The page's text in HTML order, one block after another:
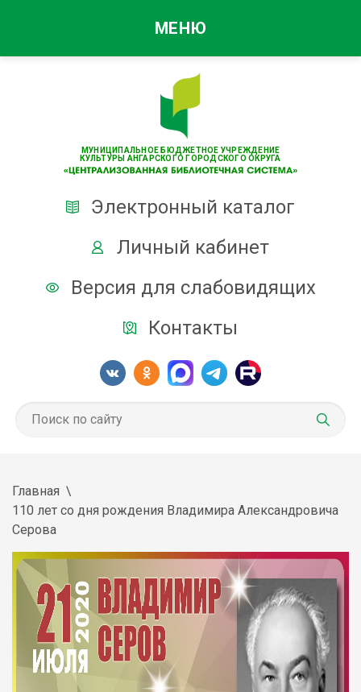
МУНИЦИПАЛЬНОЕ БЮДЖЕТНОЕ УЧРЕЖДЕНИЕ
КУЛЬТУРЫ АНГАРСКОГО ГОРОДСКОГО ОКРУГА
Электронный каталог
Личный кабинет
Версия для слабовидящих
Контакты
МЕНЮ
Главная
110 лет со дня рождения Владимира Александровича
Серова